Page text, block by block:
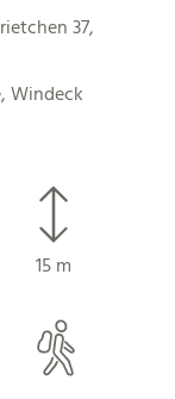
37,
Windeck
15 m